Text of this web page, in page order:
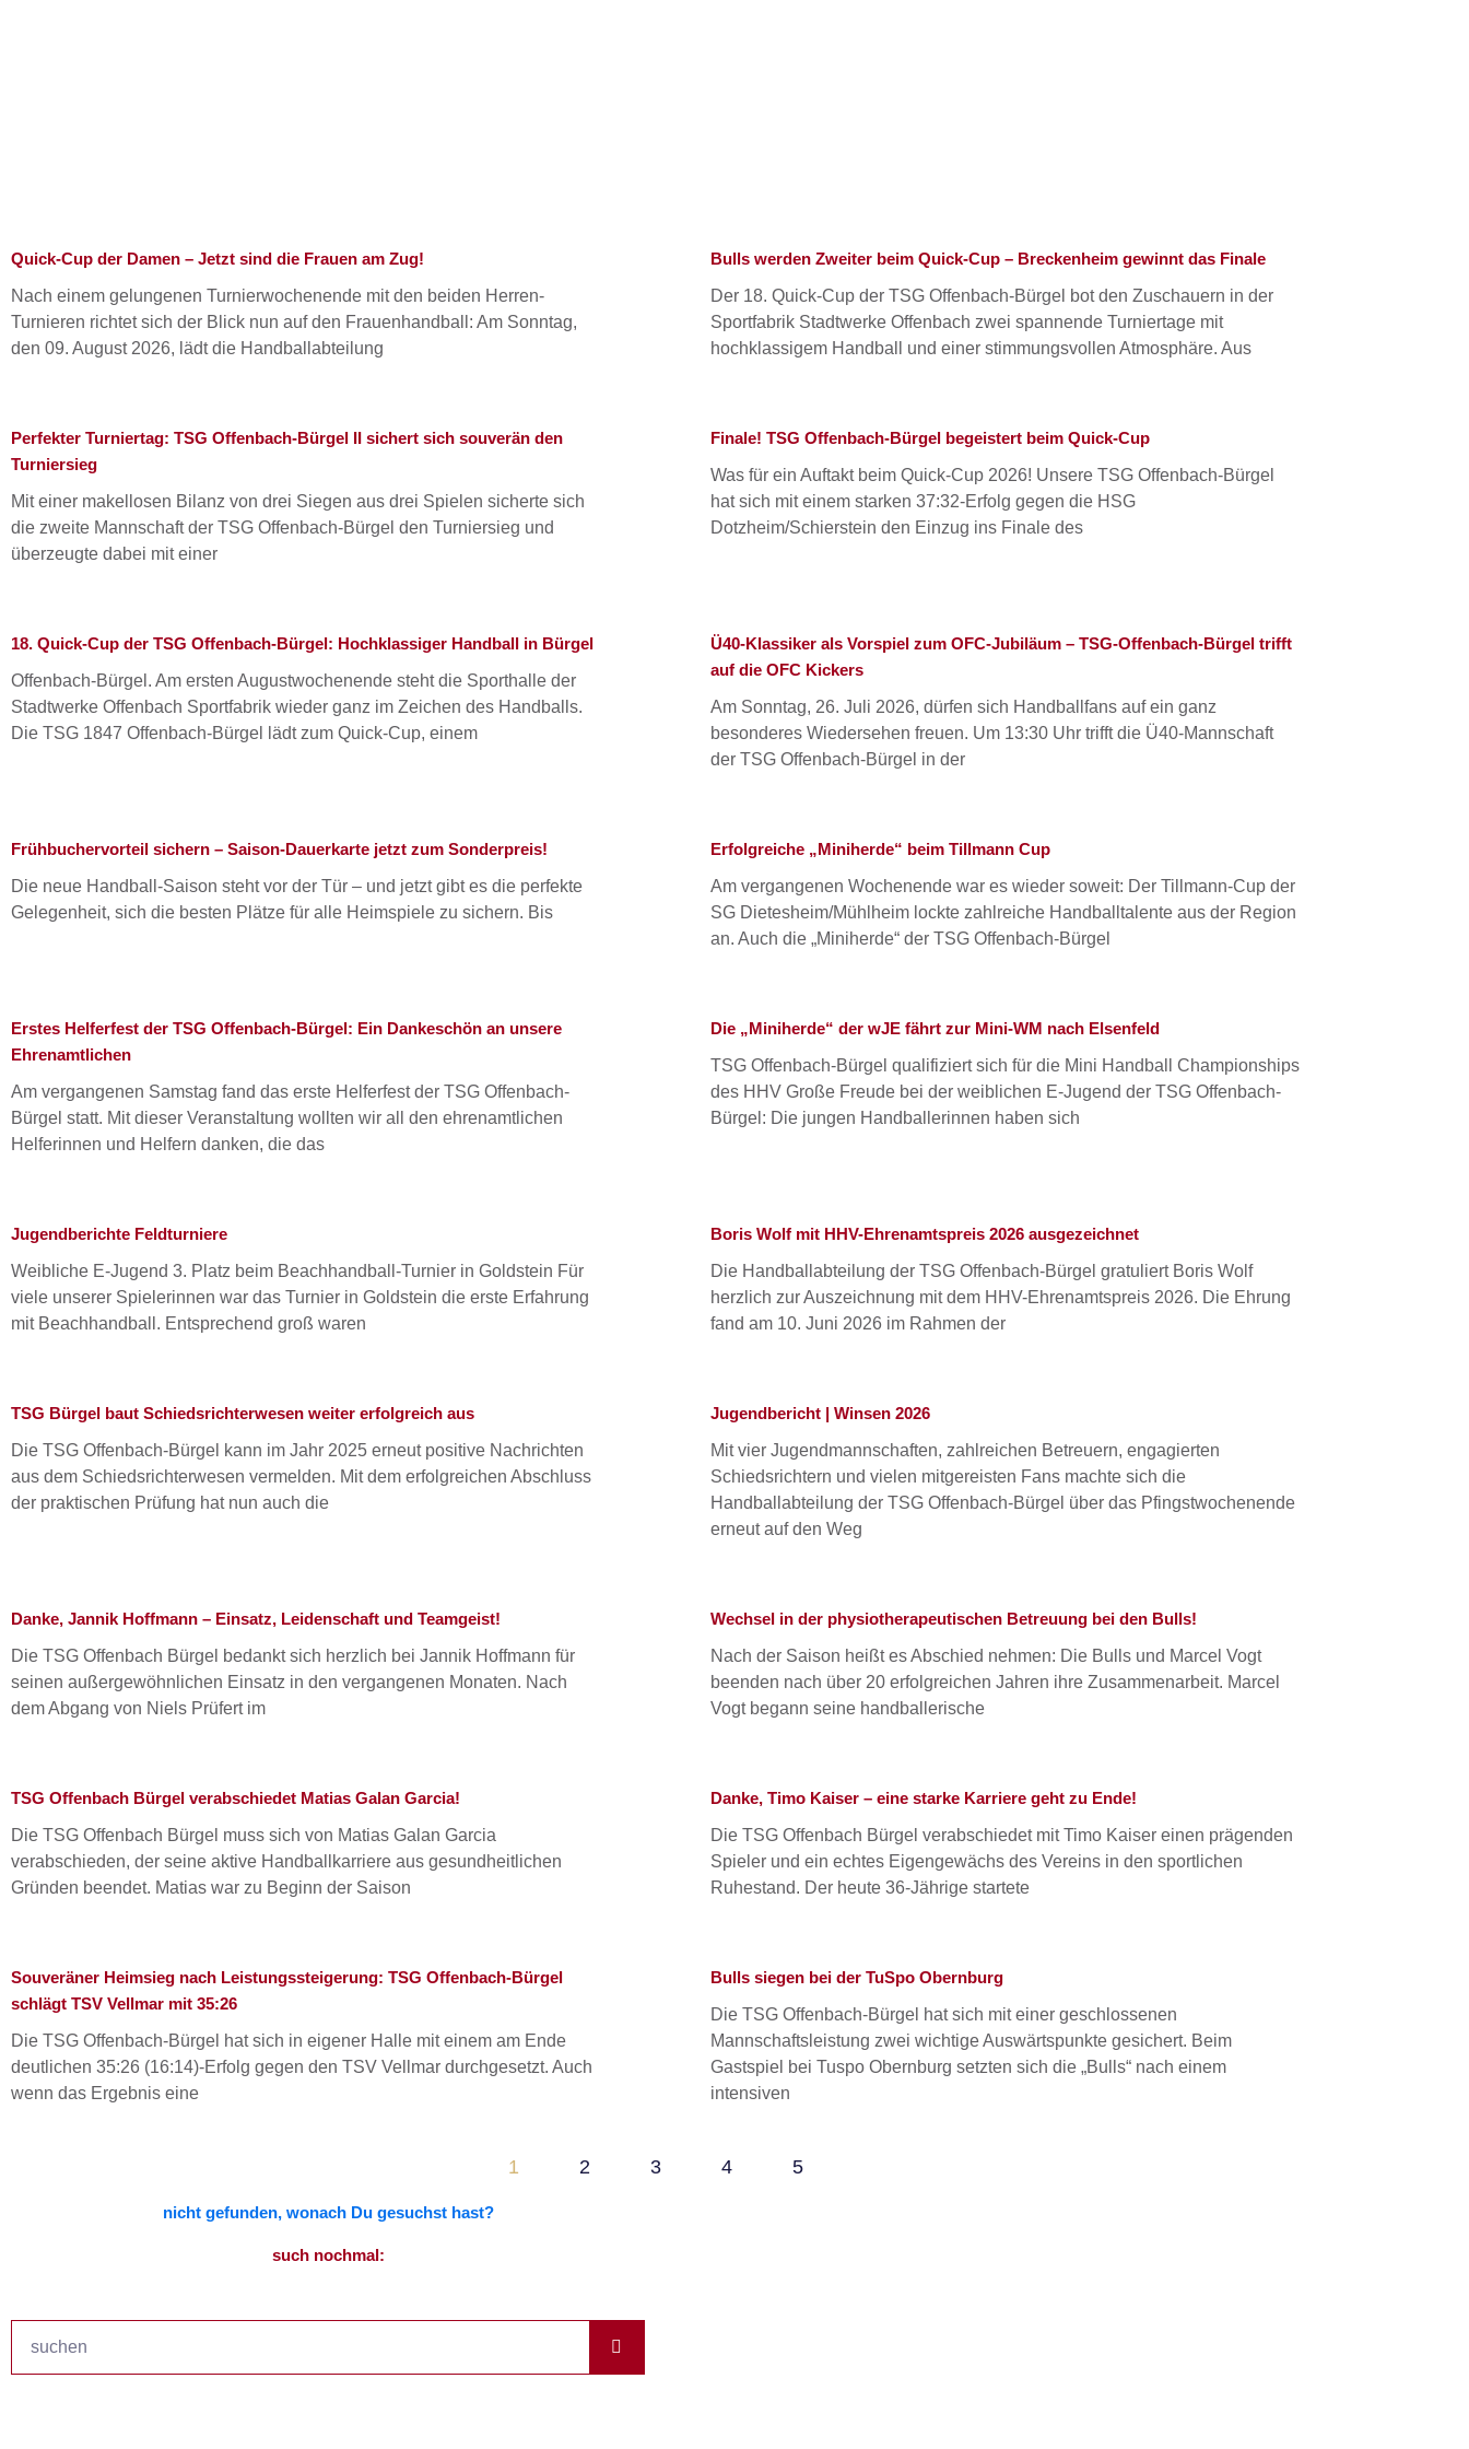
Quick-Cup der Damen – Jetzt sind die Frauen am Zug!
Nach einem gelungenen Turnierwochenende mit den beiden Herren-
Turnieren richtet sich der Blick nun auf den Frauenhandball: Am Sonntag,
den 09. August 2026, lädt die Handballabteilung
Bulls werden Zweiter beim Quick-Cup – Breckenheim gewinnt das Finale
Der 18. Quick-Cup der TSG Offenbach-Bürgel bot den Zuschauern in der
Sportfabrik Stadtwerke Offenbach zwei spannende Turniertage mit
hochklassigem Handball und einer stimmungsvollen Atmosphäre. Aus
Perfekter Turniertag: TSG Offenbach-Bürgel II sichert sich souverän den
Turniersieg
Mit einer makellosen Bilanz von drei Siegen aus drei Spielen sicherte sich
die zweite Mannschaft der TSG Offenbach-Bürgel den Turniersieg und
überzeugte dabei mit einer
Finale! TSG Offenbach-Bürgel begeistert beim Quick-Cup
Was für ein Auftakt beim Quick-Cup 2026! Unsere TSG Offenbach-Bürgel
hat sich mit einem starken 37:32-Erfolg gegen die HSG
Dotzheim/Schierstein den Einzug ins Finale des
18. Quick-Cup der TSG Offenbach-Bürgel: Hochklassiger Handball in Bürgel
Offenbach-Bürgel. Am ersten Augustwochenende steht die Sporthalle der
Stadtwerke Offenbach Sportfabrik wieder ganz im Zeichen des Handballs.
Die TSG 1847 Offenbach-Bürgel lädt zum Quick-Cup, einem
Ü40-Klassiker als Vorspiel zum OFC-Jubiläum – TSG-Offenbach-Bürgel trifft
auf die OFC Kickers
Am Sonntag, 26. Juli 2026, dürfen sich Handballfans auf ein ganz
besonderes Wiedersehen freuen. Um 13:30 Uhr trifft die Ü40-Mannschaft
der TSG Offenbach-Bürgel in der
Frühbuchervorteil sichern – Saison-Dauerkarte jetzt zum Sonderpreis!
Die neue Handball-Saison steht vor der Tür – und jetzt gibt es die perfekte
Gelegenheit, sich die besten Plätze für alle Heimspiele zu sichern. Bis
Erfolgreiche „Miniherde“ beim Tillmann Cup
Am vergangenen Wochenende war es wieder soweit: Der Tillmann-Cup der
SG Dietesheim/Mühlheim lockte zahlreiche Handballtalente aus der Region
an. Auch die „Miniherde“ der TSG Offenbach-Bürgel
Erstes Helferfest der TSG Offenbach-Bürgel: Ein Dankeschön an unsere
Ehrenamtlichen
Am vergangenen Samstag fand das erste Helferfest der TSG Offenbach-
Bürgel statt. Mit dieser Veranstaltung wollten wir all den ehrenamtlichen
Helferinnen und Helfern danken, die das
Die „Miniherde“ der wJE fährt zur Mini-WM nach Elsenfeld
TSG Offenbach-Bürgel qualifiziert sich für die Mini Handball Championships
des HHV Große Freude bei der weiblichen E-Jugend der TSG Offenbach-
Bürgel: Die jungen Handballerinnen haben sich
Jugendberichte Feldturniere
Weibliche E-Jugend 3. Platz beim Beachhandball-Turnier in Goldstein Für
viele unserer Spielerinnen war das Turnier in Goldstein die erste Erfahrung
mit Beachhandball. Entsprechend groß waren
Boris Wolf mit HHV-Ehrenamtspreis 2026 ausgezeichnet
Die Handballabteilung der TSG Offenbach-Bürgel gratuliert Boris Wolf
herzlich zur Auszeichnung mit dem HHV-Ehrenamtspreis 2026. Die Ehrung
fand am 10. Juni 2026 im Rahmen der
TSG Bürgel baut Schiedsrichterwesen weiter erfolgreich aus
Die TSG Offenbach-Bürgel kann im Jahr 2025 erneut positive Nachrichten
aus dem Schiedsrichterwesen vermelden. Mit dem erfolgreichen Abschluss
der praktischen Prüfung hat nun auch die
Jugendbericht | Winsen 2026
Mit vier Jugendmannschaften, zahlreichen Betreuern, engagierten
Schiedsrichtern und vielen mitgereisten Fans machte sich die
Handballabteilung der TSG Offenbach-Bürgel über das Pfingstwochenende
erneut auf den Weg
Danke, Jannik Hoffmann – Einsatz, Leidenschaft und Teamgeist!
Die TSG Offenbach Bürgel bedankt sich herzlich bei Jannik Hoffmann für
seinen außergewöhnlichen Einsatz in den vergangenen Monaten. Nach
dem Abgang von Niels Prüfert im
Wechsel in der physiotherapeutischen Betreuung bei den Bulls!
Nach der Saison heißt es Abschied nehmen: Die Bulls und Marcel Vogt
beenden nach über 20 erfolgreichen Jahren ihre Zusammenarbeit. Marcel
Vogt begann seine handballerische
TSG Offenbach Bürgel verabschiedet Matias Galan Garcia!
Die TSG Offenbach Bürgel muss sich von Matias Galan Garcia
verabschieden, der seine aktive Handballkarriere aus gesundheitlichen
Gründen beendet. Matias war zu Beginn der Saison
Danke, Timo Kaiser – eine starke Karriere geht zu Ende!
Die TSG Offenbach Bürgel verabschiedet mit Timo Kaiser einen prägenden
Spieler und ein echtes Eigengewächs des Vereins in den sportlichen
Ruhestand. Der heute 36-Jährige startete
Souveräner Heimsieg nach Leistungssteigerung: TSG Offenbach-Bürgel
schlägt TSV Vellmar mit 35:26
Die TSG Offenbach-Bürgel hat sich in eigener Halle mit einem am Ende
deutlichen 35:26 (16:14)-Erfolg gegen den TSV Vellmar durchgesetzt. Auch
wenn das Ergebnis eine
Bulls siegen bei der TuSpo Obernburg
Die TSG Offenbach-Bürgel hat sich mit einer geschlossenen
Mannschaftsleistung zwei wichtige Auswärtspunkte gesichert. Beim
Gastspiel bei Tuspo Obernburg setzten sich die „Bulls“ nach einem
intensiven
1 2 3 4 5
nicht gefunden, wonach Du gesuchst hast?
such nochmal: